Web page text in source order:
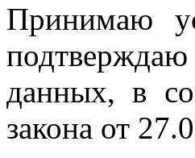
Принимаю
данных, в
закона от